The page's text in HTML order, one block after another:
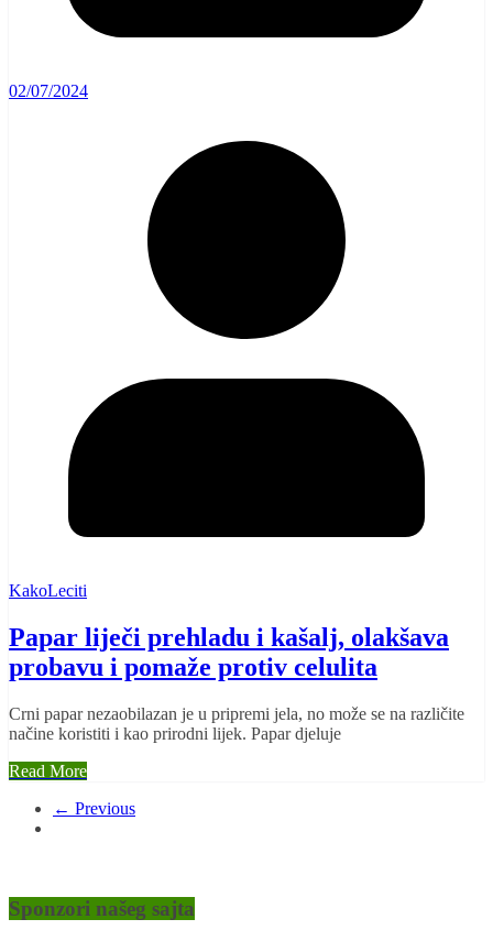
02/07/2024
KakoLeciti
Papar liječi prehladu i kašalj, olakšava
probavu i pomaže protiv celulita
Crni papar nezaobilazan je u pripremi jela, no može se na različite
načine koristiti i kao prirodni lijek. Papar djeluje
Read More
← Previous
Sponzori našeg sajta